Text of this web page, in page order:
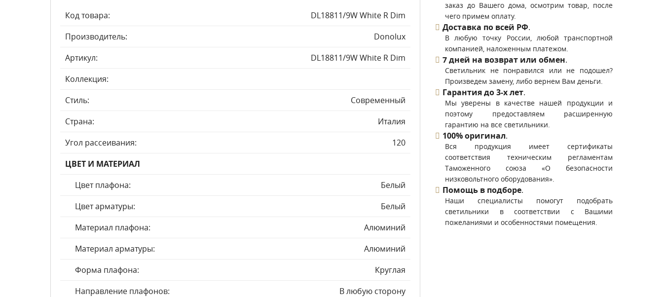
Код товара:
DL18811/9W White R Dim
Производитель:
Donolux
Артикул:
DL18811/9W White R Dim
Коллекция:
Стиль:
Современный
Страна:
Италия
Угол рассеивания:
120
ЦВЕТ И МАТЕРИАЛ
Цвет плафона:
Белый
Цвет арматуры:
Белый
Материал плафона:
Алюминий
Материал арматуры:
Алюминий
Форма плафона:
Круглая
Направление плафонов:
В любую сторону
заказ до Вашего дома, осмотрим товар, после
чего примем оплату.
Доставка по всей РФ.
В любую точку России, любой транспортной
компанией, наложенным платежом.
7 дней на возврат или обмен.
Светильник не понравился или не подошел?
Произведем замену, либо вернем Вам деньги.
Гарантия до 3-х лет.
Мы уверены в качестве нашей продукции и
поэтому предоставляем расширенную
гарантию на все светильники.
100% оригинал.
Вся продукция имеет сертификаты
соответствия техническим регламентам
Таможенного союза «О безопасности
низковольтного оборудования».
Помощь в подборе.
Наши специалисты помогут подобрать
светильники в соответствии с Вашими
пожеланиями и особенностями помещения.